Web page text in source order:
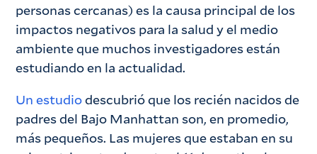
personas cercanas) es la causa principal de los
impactos negativos para la salud y el medio
ambiente que muchos investigadores están
estudiando en la actualidad.
Un estudiodescubrió que los recién nacidos de
padres del Bajo Manhattan son, en promedio,
más pequeños. Las mujeres que estaban en su